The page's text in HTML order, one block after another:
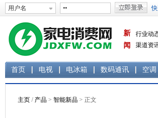
新
闻
行业动
渠道资
首页 电视 电冰箱 数码通讯 空调
主页 / 产品 > 智能新品 > 正文